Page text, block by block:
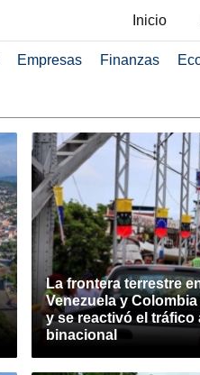
Inicio
Empresas Finanzas
La frontera terrestre
Venezuela y
y se reactivó el tráfico
binacional